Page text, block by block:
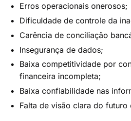
Erros operacionais onerosos;
Dificuldade de controle da
Carência de conciliação
Insegurança de dados;
Baixa competitividade por
financeira incompleta;
Baixa confiabilidade nas
Falta de visão clara do futuro